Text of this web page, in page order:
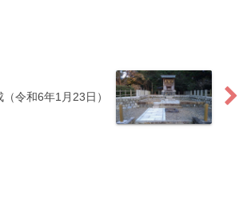
令和6年1月23日）